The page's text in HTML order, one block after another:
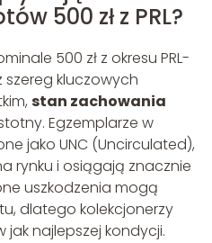
500 zł z PRL?
500 zł z okresu PRL-
szereg kluczowych
stan zachowania
Egzemplarze w
jako UNC (Uncirculated),
rynku i osiągają znacznie
uszkodzenia mogą
dlatego kolekcjonerzy
najlepszej kondycji.